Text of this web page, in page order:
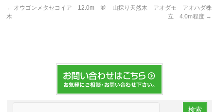
← オウゴンメタセコイア 12.0m 並
木
山採り天然木 アオダモ アオハダ株
立 4.0m程度 →